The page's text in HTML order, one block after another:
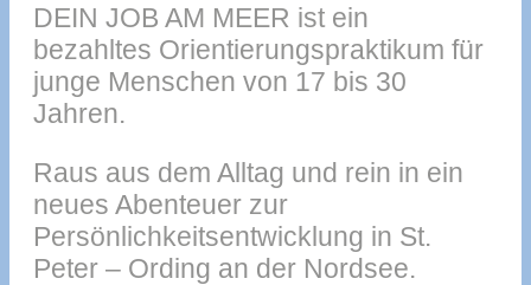
DEIN JOB AM MEER ist ein
bezahltes Orientierungspraktikum für
junge Menschen von 17 bis 30
Jahren.
Raus aus dem Alltag und rein in ein
neues Abenteuer zur
Persönlichkeitsentwicklung in St.
Peter – Ording an der Nordsee.